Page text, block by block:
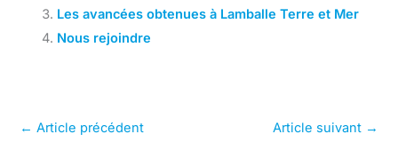
Les avancées obtenues à Lamballe Terre et Mer
Nous rejoindre
← Article précédent Article suivant →